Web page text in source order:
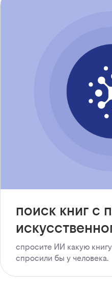
поиск книг с
спросите ИИ какую
спросили бы у человека.